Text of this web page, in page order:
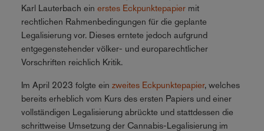
Karl Lauterbach ein erstes Eckpunktepapiermit
rechtlichen Rahmenbedingungen für die geplante
Legalisierung vor. Dieses erntete jedoch aufgrund
entgegenstehender völker- und europarechtlicher
Vorschriften reichlich Kritik.
Im April 2023 folgte ein zweites Eckpunktepapier, welches
bereits erheblich vom Kurs des ersten Papiers und einer
vollständigen Legalisierung abrückte und stattdessen die
schrittweise Umsetzung der Cannabis-Legalisierung im